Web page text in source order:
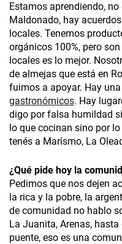
Estamos aprendiendo,
Maldonado, hay
locales. Tenemos
orgánicos 100%, pero
locales es lo mejor.
de almejas que está en
fuimos a apoyar. Hay
gastronómicos. Hay
digo por falsa humildad
lo que cocinan sino por
tenés a Marísmo, La
¿Qué pide hoy la
Pedimos que nos dejen
la rica y la pobre, la
de comunidad no hablo
La Juanita, Arenas, hasta
puente, eso es una